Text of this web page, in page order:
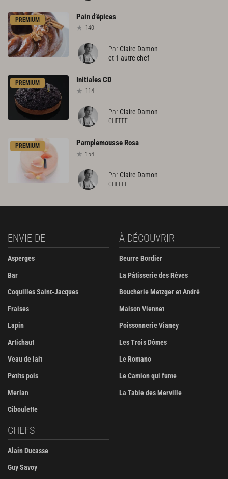
PREMIUM Paind’épices
140
Par Claire Damon
et 1 autre chef
PREMIUM InitialesCD
114
Par Claire Damon
CHEFFE
PREMIUM Pamplemousse Rosa
154
Par Claire Damon
CHEFFE
ENVIE DE
Asperges
Bar
Coquilles Saint-Jacques
Fraises
Lapin
Artichaut
Veau de lait
Petits pois
Merlan
Ciboulette
À DÉCOUVRIR
Beurre Bordier
La Pâtisserie des Rêves
Boucherie Metzger et André
Maison Viennet
Poissonnerie Vianey
Les Trois Dômes
Le Romano
Le Camion qui fume
La Table des Merville
CHEFS
Alain Ducasse
Guy Savoy